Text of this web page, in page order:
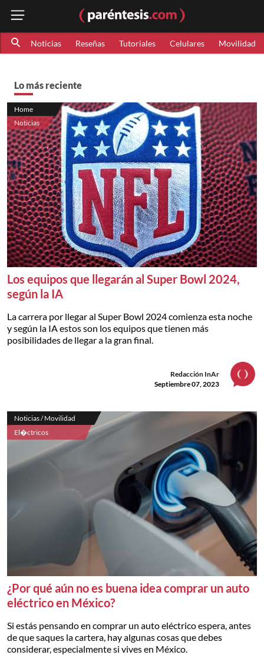
Noticias Reseñas Tutoriales Celulares Movilidad
Lo más reciente
Home
Noticias
Los equipos que llegarán al Super Bowl 2024,
según la IA
La carrera por llegar al Super Bowl 2024 comienza esta noche
y según la IA estos son los equipos que tienen más
posibilidades de llegar a la gran final.
Redacción InAr
Septiembre 07, 2023
Noticias / Movilidad
El�ctricos
¿Por qué aún no es buena idea comprar un auto
eléctrico en México?
Si estás pensando en comprar un auto eléctrico espera, antes
de que saques la cartera, hay algunas cosas que debes
considerar, especialmente si vives en México.